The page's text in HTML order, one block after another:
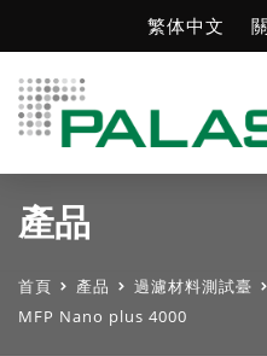
繁体中文
產品
首頁 產品 過濾材料測試臺
MFP Nano plus 4000